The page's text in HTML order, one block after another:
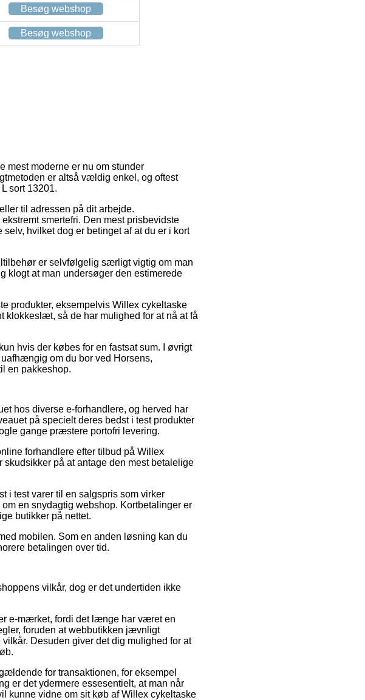
Besøg webshop
Besøg webshop
mest moderne er nu om stunder
er altså vældig enkel, og oftest
sort 13201.
til adressen på dit arbejde.
smertefri. Den mest prisbevidste
hvilket dog er betinget af at du er i kort
er selvfølgelig særligt vigtig om man
klogt at man undersøger den estimerede
produkter, eksempelvis Willex cykeltaske
klokkeslæt, så de har mulighed for at nå at få
hvis der købes for en fastsat sum. I øvrigt
om du bor ved Horsens,
en pakkeshop.
hos diverse e-forhandlere, og herved har
på specielt deres bedst i test produkter
gange præstere portofri levering.
forhandlere efter tilbud på Willex
på at antage den mest betalelige
i test varer til en salgspris som virker
en snydagtig webshop. Kortbetalinger er
butikker på nettet.
mobilen. Som en anden løsning kan du
betalingen over tid.
vilkår, dog er det undertiden ikke
e-mærket, fordi det længe har været en
foruden at webbutikken jævnligt
Desuden giver det dig mulighed for at
for transaktionen, for eksempel
er det ydermere essesentielt, at man når
kunne vidne om sit køb af Willex cykeltaske